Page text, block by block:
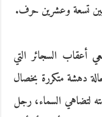
تسعة وعشرين حرف.
أعقاب السجائر التي
دهشة متكررة بخصال
لتضاهي السماء، رجل